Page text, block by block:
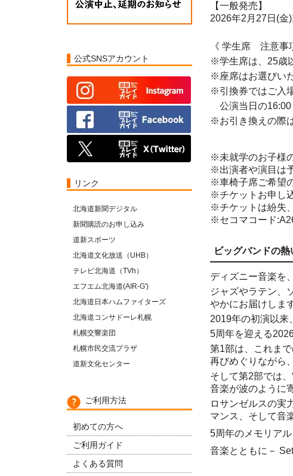
公式SNSアカウント
リンク
北海道新聞デジタル
新聞購読のお申し込み
道新スポーツ
北海道文化放送（UHB）
テレビ北海道（TVh）
エフエム北海道(AIR-G')
北海道日本ハムファイターズ
北海道コンサドーレ札幌
札幌交響楽団
札幌市民交流プラザ
道新文化センター
ご利用方法
初めての方へ
ご利用ガイド
よくある質問
【一般発売】
2026年2月27日(金
《 学生席 注意事
※学生席は、25歳
※座席はお選びい
※引換券ではご入
公演当日の16:00
※お引き換えの際
※未就学のお子様
※出演者や演目は
※車椅子席ご希望
※チケットお申し
※チケットは紛失
※セコマコード
ビッグバンドの
ディズニー⾳楽を
ジャズやラテン、
やかにお届けしま
2019年の初演以来
5周年を迎える
第1部は、これま
再びめぐりながら
そして第2部では
⾳楽が波のように
ロサンゼルスの実
マンス、そして⾳
5周年のメモリア
⾳楽とともに－